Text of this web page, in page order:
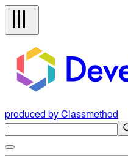
produced by Classmethod